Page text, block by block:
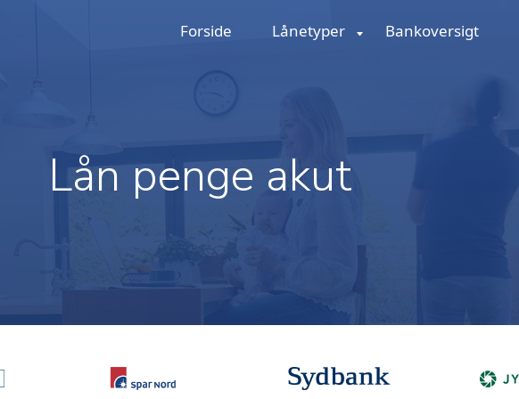
Forside Lånetyper Bankoversigt
Lån penge akut